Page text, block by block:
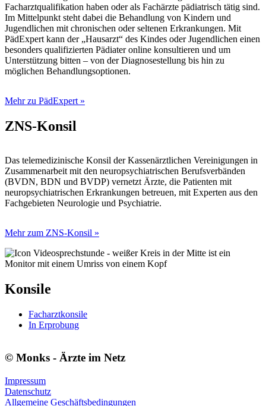
Facharztqualifikation haben oder als Fachärzte pädiatrisch tätig sind.
Im Mittelpunkt steht dabei die Behandlung von Kindern und
Jugendlichen mit chronischen oder seltenen Erkrankungen. Mit
PädExpert kann der „Hausarzt“ des Kindes oder Jugendlichen einen
besonders qualifizierten Pädiater online konsultieren und um
Unterstützung bitten – von der Diagnosestellung bis hin zu
möglichen Behandlungsoptionen.
Mehr zu PädExpert »
ZNS-Konsil
Das telemedizinische Konsil der Kassenärztlichen Vereinigungen in
Zusammenarbeit mit den neuropsychiatrischen Berufsverbänden
(BVDN, BDN und BVDP) vernetzt Ärzte, die Patienten mit
neuropsychiatrischen Erkrankungen betreuen, mit Experten aus den
Fachgebieten Neurologie und Psychiatrie.
Mehr zum ZNS-Konsil »
Konsile
Facharztkonsile
In Erprobung
© Monks - Ärzte im Netz
Impressum
Datenschutz
Allgemeine Geschäftsbedingungen